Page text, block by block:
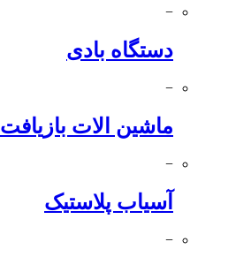
−
دستگاه بادی
−
ماشین الات بازیافت
−
آسیاب پلاستیک
−